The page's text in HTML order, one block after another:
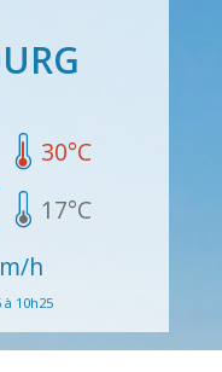
30°C
17°C
h
10h25